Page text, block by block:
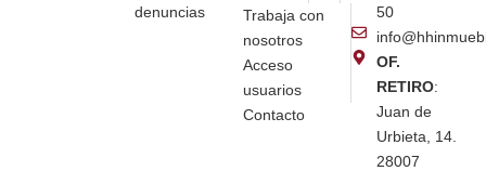
denuncias
Trabaja con
nosotros
Acceso
usuarios
Contacto
50
OF.
RETIRO:
Juan de
Urbieta, 14.
28007